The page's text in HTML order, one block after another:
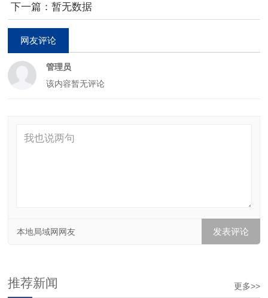
下一篇：暂无数据
网友评论
管理员
该内容暂无评论
本地局域网网友
更多>>
推荐新闻